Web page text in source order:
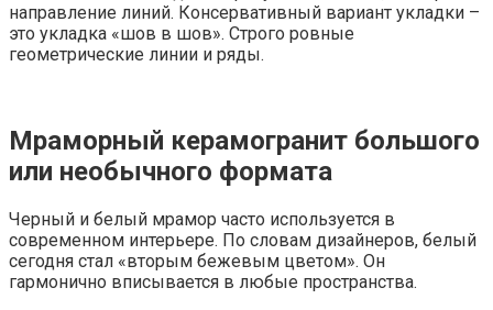
направление линий. Консервативный вариант укладки –
это укладка «шов в шов». Строго ровные
геометрические линии и ряды.
Мраморный керамогранит большого
или необычного формата
Черный и белый мрамор часто используется в
современном интерьере. По словам дизайнеров, белый
сегодня стал «вторым бежевым цветом». Он
гармонично вписывается в любые пространства.